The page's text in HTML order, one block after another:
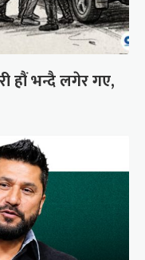
हौं भन्दै लगेर गए,